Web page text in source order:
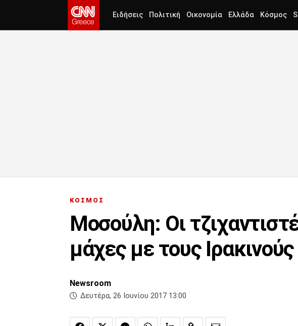
Ειδήσεις Πολιτική Οικονομία Ελλάδα Κόσμος
ΚΟΣΜΟΣ
Μοσούλη: Οι
μάχες με τους Ιρακινούς
Newsroom
Δευτέρα, 26 Ιουνίου 2017 13:00